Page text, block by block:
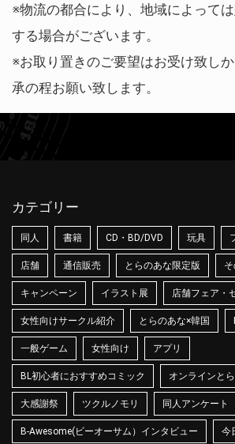
※物流の都合により、地域によって
する場合がございます。
※お取り置きのご要望はお受け致し
承の程お願い致します。
カテゴリー
同人 書籍 CD・BD/DVD 玩具
店舗 通信販売 とらのあな限定版
キャンペーン イラスト展 店舗フェア・
女性向けサークル紹介 とらのあな×韓国
一般ゲーム 女性向け アプリ
BL初心者におすすめコミック オンラインと
大感謝祭 ツクルノモリ 同人アンケート
B-Awesome(ビーオーサム）インタビュー 今